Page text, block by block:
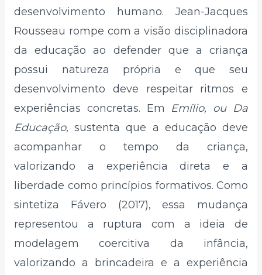
desenvolvimento humano. Jean-Jacques
Rousseau rompe com a visão disciplinadora
da educação ao defender que a criança
possui natureza própria e que seu
desenvolvimento deve respeitar ritmos e
experiências concretas. Em Emílio, ou Da
Educação, sustenta que a educação deve
acompanhar o tempo da criança,
valorizando a experiência direta e a
liberdade como princípios formativos. Como
sintetiza Fávero (2017), essa mudança
representou a ruptura com a ideia de
modelagem coercitiva da infância,
valorizando a brincadeira e a experiência